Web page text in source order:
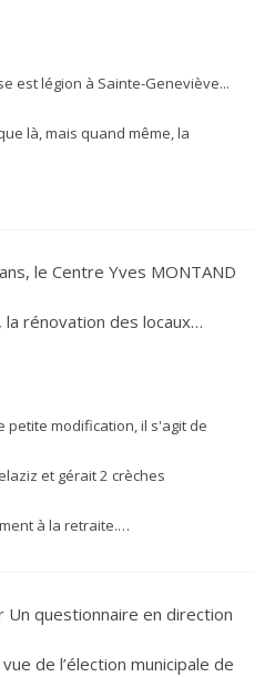
est légion à Sainte-Geneviève...
là, mais quand même, la
le Centre Yves MONTAND
la rénovation des locaux…
modification, il s'agit de
et gérait 2 crèches
à la retraite.…
Un questionnaire en direction
de l’élection municipale de